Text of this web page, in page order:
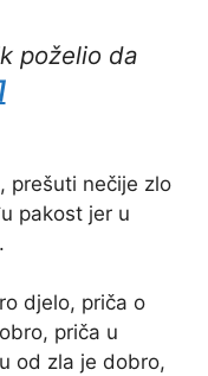
poželio da
prešuti nečije zlo
pakost jer u
djelo, priča o
priča u
od zla je dobro,